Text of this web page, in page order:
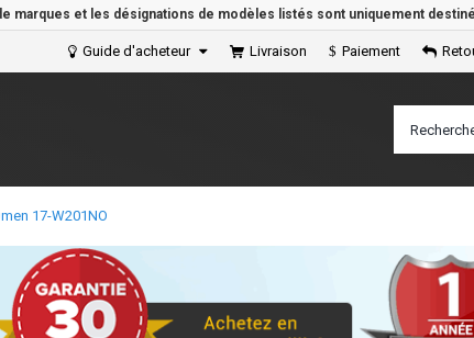
marques et les désignations de modèles listés sont uniquement
Guide d'acheteur Livraison Paiement
17-W201NO